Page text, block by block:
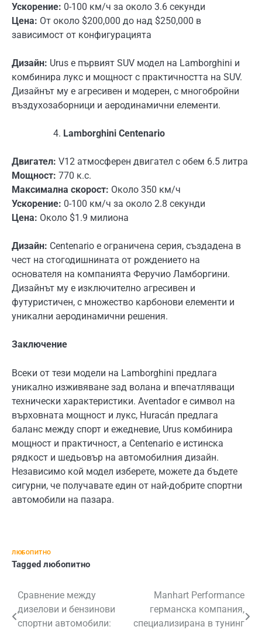
Ускорение: 0-100 км/ч за около 3.6 секунди
Цена: От около $200,000 до над $250,000 в
зависимост от конфигурацията
Дизайн: Urus е първият SUV модел на Lamborghini и
комбинира лукс и мощност с практичността на SUV.
Дизайнът му е агресивен и модерен, с многобройни
въздухозаборници и аеродинамични елементи.
Lamborghini Centenario
Двигател: V12 атмосферен двигател с обем 6.5 литра
Мощност: 770 к.с.
Максимална скорост: Около 350 км/ч
Ускорение: 0-100 км/ч за около 2.8 секунди
Цена: Около $1.9 милиона
Дизайн: Centenario е ограничена серия, създадена в
чест на стогодишнината от рождението на
основателя на компанията Феручио Ламборгини.
Дизайнът му е изключително агресивен и
футуристичен, с множество карбонови елементи и
уникални аеродинамични решения.
Заключение
Всеки от тези модели на Lamborghini предлага
уникално изживяване зад волана и впечатляващи
технически характеристики. Aventador е символ на
върховната мощност и лукс, Huracán предлага
баланс между спорт и ежедневие, Urus комбинира
мощност и практичност, а Centenario е истинска
рядкост и шедьовър на автомобилния дизайн.
Независимо кой модел изберете, можете да бъдете
сигурни, че получавате един от най-добрите спортни
автомобили на пазара.
ЛЮБОПИТНО
Tagged любопитно
Навигация
Сравнение между
дизелови и бензинови
спортни автомобили:
Manhart Performance
германска компания,
специализирана в тунинг